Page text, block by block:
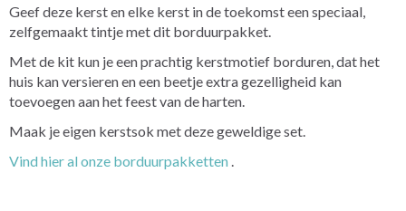
Geef deze kerst en elke kerst in de toekomst een speciaal,
zelfgemaakt tintje met dit borduurpakket.
Met de kit kun je een prachtig kerstmotief borduren, dat het
huis kan versieren en een beetje extra gezelligheid kan
toevoegen aan het feest van de harten.
Maak je eigen kerstsok met deze geweldige set.
Vind hier al onze borduurpakketten